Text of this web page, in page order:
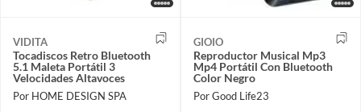
VIDITA
Tocadiscos Retro Bluetooth
5.1 Maleta Portátil 3
Velocidades Altavoces
Por HOME DESIGN SPA
GIOIO
Reproductor Musical Mp3
Mp4 Portátil Con Bluetooth
Color Negro
Por Good Life23